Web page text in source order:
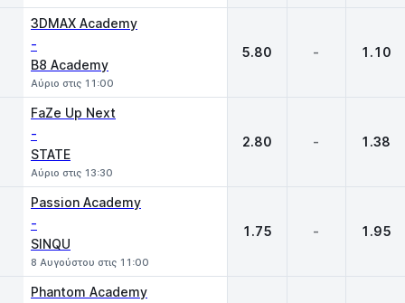
3DMAX Academy
-
B8 Academy
Αύριο στις 11:00
5.80 - 1.10
FaZe Up Next
-
STATE
Αύριο στις 13:30
2.80 - 1.38
Passion Academy
-
SINQU
8 Αυγούστου στις 11:00
1.75 - 1.95
Phantom Academy